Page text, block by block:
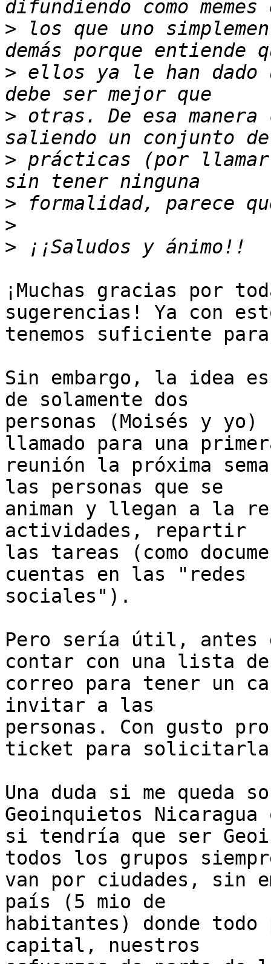
> los que uno
> ellos ya le han dado
> otras. De esa
> prácticas (por
>
>
>
¡Muchas gracias por
sugerencias! Ya con
tenemos suficiente
Sin embargo, la idea
de solamente dos
personas (Moisés y yo)
llamado para una
reunión la próxima
las personas que se
animan y llegan a la
actividades, repartir
las tareas (como
cuentas en las "redes
sociales").
Pero sería útil, antes
contar con una lista de
correo para tener un
invitar a las
personas. Con gusto
ticket para
Una duda si me queda
Geoinquietos Nicaragua
si tendría que ser
todos los grupos
van por ciudades, sin
país (5 mio de
habitantes) donde
capital, nuestros